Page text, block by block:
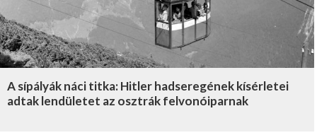
A sípályák náci titka: Hitler hadseregének kísérletei
adtak lendületet az osztrák felvonóiparnak